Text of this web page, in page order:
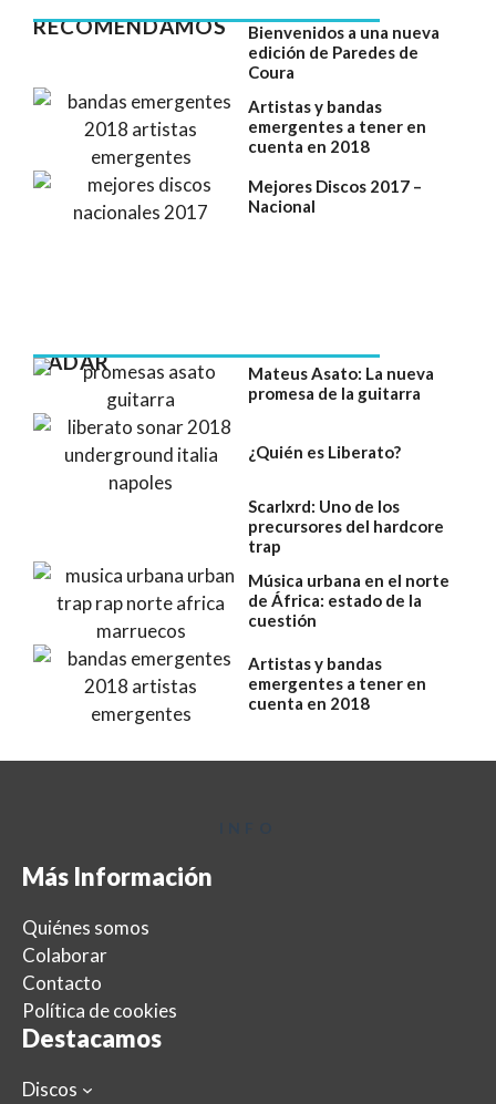
RECOMENDAMOS
Bienvenidos a una nueva
edición de Paredes de
Coura
Artistas y bandas
emergentes a tener en
cuenta en 2018
Mejores Discos 2017 –
Nacional
RADAR
Mateus Asato: La nueva
promesa de la guitarra
¿Quién es Liberato?
Scarlxrd: Uno de los
precursores del hardcore
trap
Música urbana en el norte
de África: estado de la
cuestión
Artistas y bandas
emergentes a tener en
cuenta en 2018
Más Información
Quiénes somos
Colaborar
Contacto
Política de cookies
Destacamos
Discos